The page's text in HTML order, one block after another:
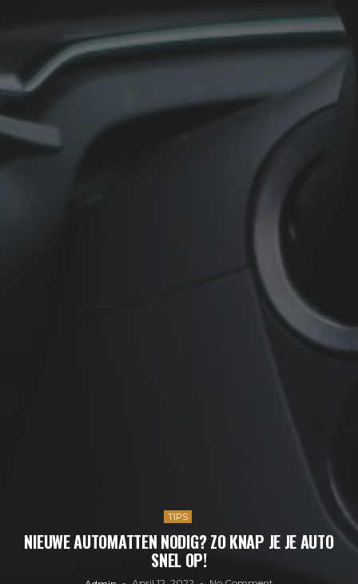
TIPS
NIEUWE AUTOMATTEN NODIG? ZO KNAP JE JE AUTO
SNEL OP!